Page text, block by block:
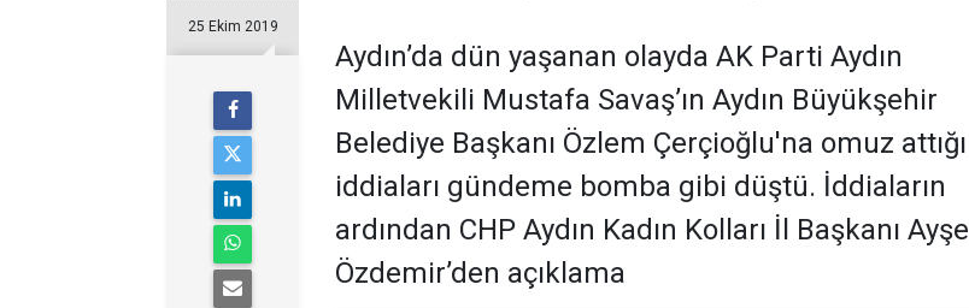
25 Ekim 2019
Aydın’da dün yaşanan olayda AK Parti Aydın
Milletvekili Mustafa Savaş’ın Aydın Büyükşehir
Belediye Başkanı Özlem Çerçioğlu'na omuz attığı
iddiaları gündeme bomba gibi düştü. İddiaların
ardından CHP Aydın Kadın Kolları İl Başkanı Ayşe
Özdemir’den açıklama